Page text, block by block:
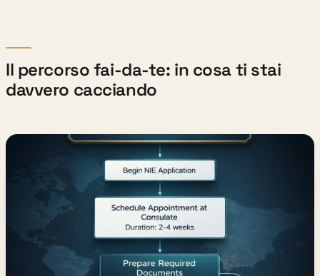
Il percorso fai-da-te: in cosa ti stai
davvero cacciando